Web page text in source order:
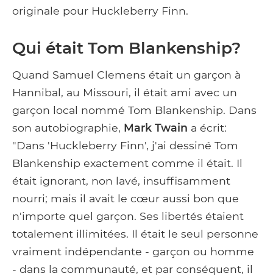
originale pour Huckleberry Finn.
Qui était Tom Blankenship?
Quand Samuel Clemens était un garçon à
Hannibal, au Missouri, il était ami avec un
garçon local nommé Tom Blankenship. Dans
son autobiographie, Mark Twain a écrit:
"Dans 'Huckleberry Finn', j'ai dessiné Tom
Blankenship exactement comme il était. Il
était ignorant, non lavé, insuffisamment
nourri; mais il avait le cœur aussi bon que
n'importe quel garçon. Ses libertés étaient
totalement illimitées. Il était le seul personne
vraiment indépendante - garçon ou homme
- dans la communauté, et par conséquent, il